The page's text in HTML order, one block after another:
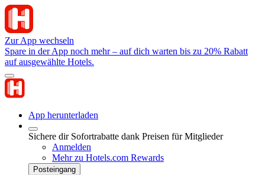
Zur App wechseln
Spare in der App noch mehr – auf dich warten bis zu 20% Rabatt
auf ausgewählte Hotels.
App herunterladen
Sichere dir Sofortrabatte dank Preisen für Mitglieder
Anmelden
Mehr zu Hotels.com Rewards
Posteingang